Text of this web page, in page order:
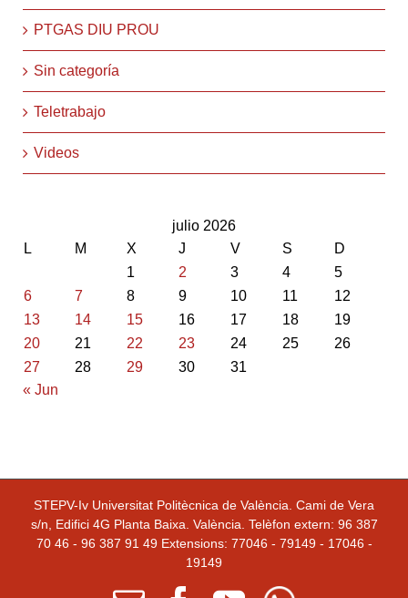
PTGAS DIU PROU
Sin categoría
Teletrabajo
Videos
julio 2026
L
M X J V S
D
1
2 3 4
5
6
7 8 9 10 11
12
13
14 15 16 17 18
19
20
21 22 23 24 25
26
27
28 29 30
31
« Jun
STEPV-Iv Universitat Politècnica de València. Cami de Vera
s/n, Edifici 4G Planta Baixa. València. Telèfon extern: 96 387
70 46 - 96 387 91 49 Extensions: 77046 - 79149 - 17046 -
19149